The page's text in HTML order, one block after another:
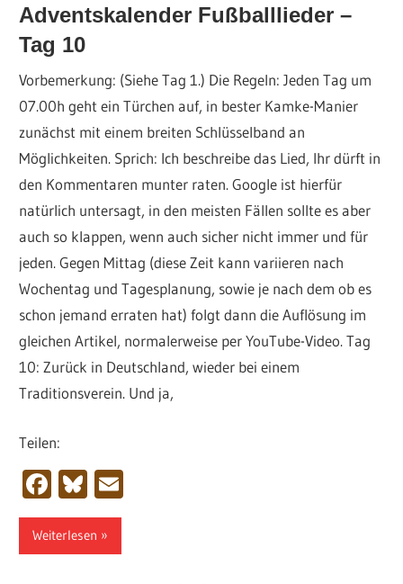
Adventskalender Fußballlieder –
Tag 10
Vorbemerkung: (Siehe Tag 1.) Die Regeln: Jeden Tag um
07.00h geht ein Türchen auf, in bester Kamke-Manier
zunächst mit einem breiten Schlüsselband an
Möglichkeiten. Sprich: Ich beschreibe das Lied, Ihr dürft in
den Kommentaren munter raten. Google ist hierfür
natürlich untersagt, in den meisten Fällen sollte es aber
auch so klappen, wenn auch sicher nicht immer und für
jeden. Gegen Mittag (diese Zeit kann variieren nach
Wochentag und Tagesplanung, sowie je nach dem ob es
schon jemand erraten hat) folgt dann die Auflösung im
gleichen Artikel, normalerweise per YouTube-Video. Tag
10: Zurück in Deutschland, wieder bei einem
Traditionsverein. Und ja,
Teilen:
Facebook
Bluesky
Weiterlesen